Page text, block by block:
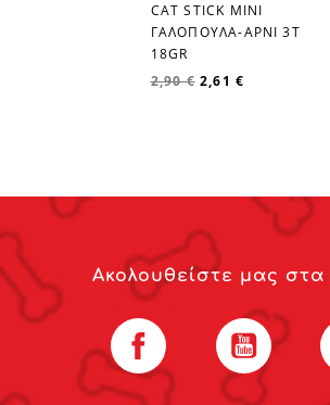
favorite_border
CAT STICK MINI
ΓΑΛΟΠΟΥΛΑ-ΑΡΝΙ 3Τ
18GR
2,90 € 2,61 €
Ακολουθείστε μας
Facebook